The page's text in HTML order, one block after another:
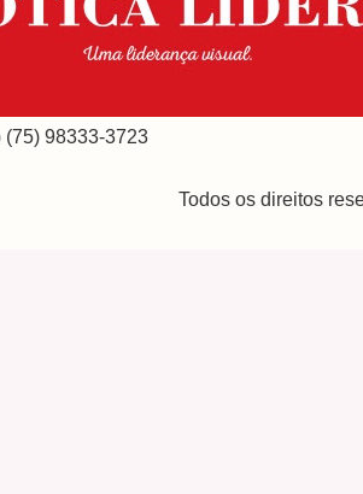
(75) 98333-3723
Todos os direitos